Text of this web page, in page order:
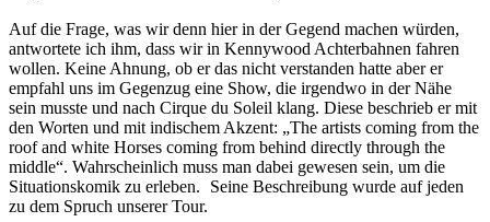
Auf die Frage, was wir denn hier in der Gegend machen würden,
antwortete ich ihm, dass wir in Kennywood Achterbahnen fahren
wollen. Keine Ahnung, ob er das nicht verstanden hatte aber er
empfahl uns im Gegenzug eine Show, die irgendwo in der Nähe
sein musste und nach Cirque du Soleil klang. Diese beschrieb er mit
den Worten und mit indischem Akzent: „The artists coming from the
roof and white Horses coming from behind directly through the
middle“. Wahrscheinlich muss man dabei gewesen sein, um die
Situationskomik zu erleben.
Seine Beschreibung wurde auf jeden
zu dem Spruch unserer Tour.